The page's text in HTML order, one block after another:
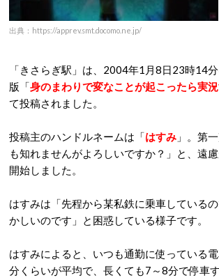
出典：https://apprev.smt.docomo.ne.jp/
「きさらぎ駅」は、2004年1月8日23時14
版「身のまわりで変なことが起こったら実
て投稿されました。
投稿主のハンドルネームは「はすみ 」。第
も知れませんがよろしいですか？」と、遠
開始しました。
はすみは「先程から某私鉄に乗車している
かしいのです」と困惑している様子です。
はすみによると、いつも通勤に使っている
分くらいが平均で、長くても7～8分で停車